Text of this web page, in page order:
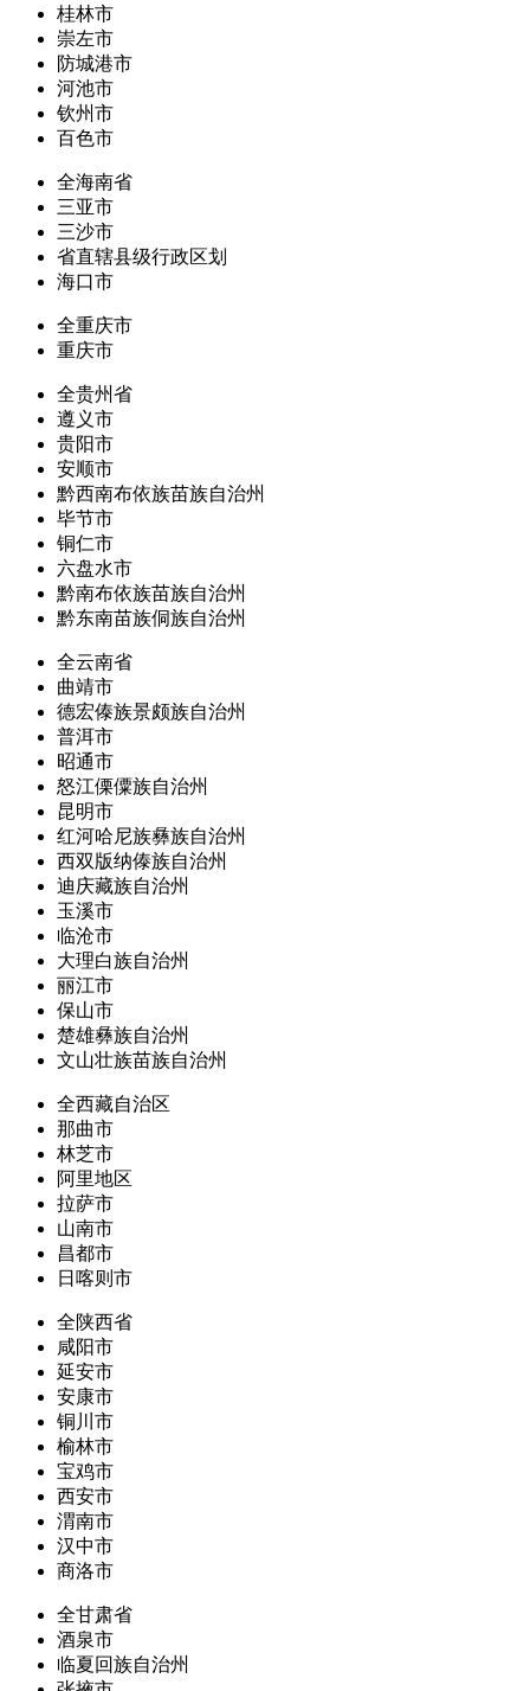
桂林市
崇左市
防城港市
河池市
钦州市
百色市
全海南省
三亚市
三沙市
省直辖县级行政区划
海口市
全重庆市
重庆市
全贵州省
遵义市
贵阳市
安顺市
黔西南布依族苗族自治州
毕节市
铜仁市
六盘水市
黔南布依族苗族自治州
黔东南苗族侗族自治州
全云南省
曲靖市
德宏傣族景颇族自治州
普洱市
昭通市
怒江傈僳族自治州
昆明市
红河哈尼族彝族自治州
西双版纳傣族自治州
迪庆藏族自治州
玉溪市
临沧市
大理白族自治州
丽江市
保山市
楚雄彝族自治州
文山壮族苗族自治州
全西藏自治区
那曲市
林芝市
阿里地区
拉萨市
山南市
昌都市
日喀则市
全陕西省
咸阳市
延安市
安康市
铜川市
榆林市
宝鸡市
西安市
渭南市
汉中市
商洛市
全甘肃省
酒泉市
临夏回族自治州